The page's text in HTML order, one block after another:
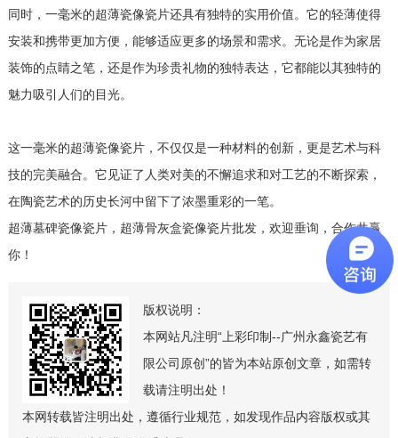
同时，一毫米的超薄瓷像瓷片还具有独特的实用价值。它的轻薄使得
安装和携带更加方便，能够适应更多的场景和需求。无论是作为家居
装饰的点睛之笔，还是作为珍贵礼物的独特表达，它都能以其独特的
魅力吸引人们的目光。
这一毫米的超薄瓷像瓷片，不仅仅是一种材料的创新，更是艺术与科
技的完美融合。它见证了人类对美的不懈追求和对工艺的不断探索，
在陶瓷艺术的历史长河中留下了浓墨重彩的一笔。
超薄墓碑瓷像瓷片，超薄骨灰盒瓷像瓷片批发，欢迎垂询，合作共赢
你！
版权说明：
本网站凡注明“上彩印制--广州永鑫瓷艺有
限公司原创”的皆为本站原创文章，如需转
载请注明出处！
本网转载皆注明出处，遵循行业规范，如发现作品内容版权或其